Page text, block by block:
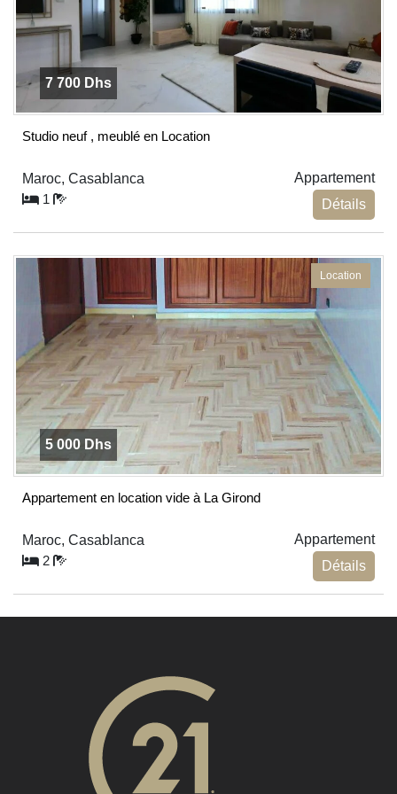
7 700 Dhs
Studio neuf , meublé en Location
Maroc, Casablanca
Appartement
1
Détails
Location
5 000 Dhs
Appartement en location vide à La Girond
Maroc, Casablanca
Appartement
2
Détails